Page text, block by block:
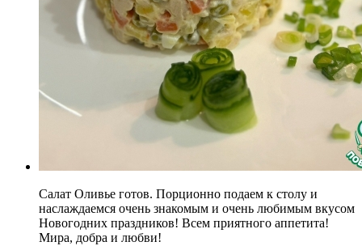
Салат Оливье готов. Порционно подаем к столу и
наслаждаемся очень знакомым и очень любимым вкусом
Новогодних праздников! Всем приятного аппетита!
Мира, добра и любви!